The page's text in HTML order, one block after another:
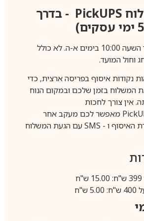
PickUPS- בדרך
בביצוע הזמנה עד השעה 10:00 בימים א-ה. לא כולל
וחול המועד.
נקודות איסוף בפריסה ארצית, כדי
המשלוח בזמן שלכם ובמקום הנוח
אין צורך לחכות
מאפשר לכם מעקב אחר
האיסוף ו - SMSעם הגעת המשלוח